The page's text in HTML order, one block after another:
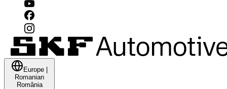
Europe
Romanian
România